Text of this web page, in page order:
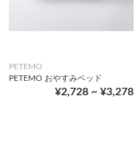
PETEMO
PETEMO おやすみベッド
¥2,728 ~ ¥3,278